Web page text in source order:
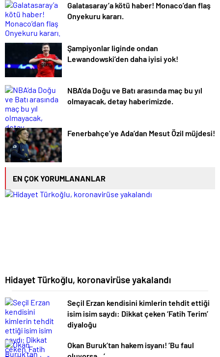
Galatasaray’a kötü haber! Monaco’dan flaş
Onyekuru kararı.
Şampiyonlar liginde ondan
Lewandowski’den daha iyisi yok!
NBA’da Doğu ve Batı arasında maç bu yıl
olmayacak, detay haberimizde.
Fenerbahçe’ye Ada’dan Mesut Özil müjdesi!
EN ÇOK YORUMLANANLAR
Hidayet Türkoğlu, koronavirüse yakalandı
Seçil Erzan kendisini kimlerin tehdit ettiği
isim isim saydı: Dikkat çeken ‘Fatih Terim’
diyaloğu
Okan Buruk’tan hakem isyanı! ‘Bu faul